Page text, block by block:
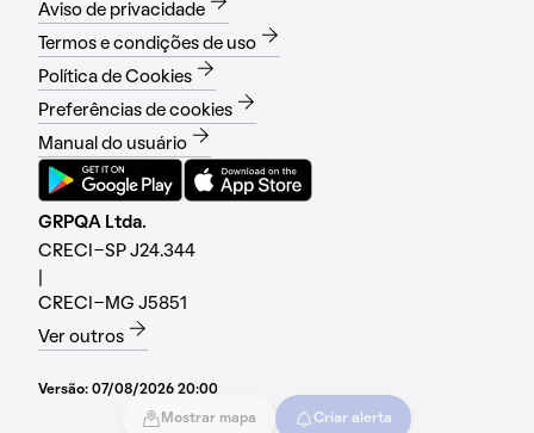
Mostrar mapa Criar alerta
Aviso de privacidade
Termos e condições de uso
Política de Cookies
Preferências de cookies
Manual do usuário
GRPQA Ltda.
CRECI-SP J24.344
CRECI-MG J5851
Ver outros
Versão: 07/08/2026 20:00